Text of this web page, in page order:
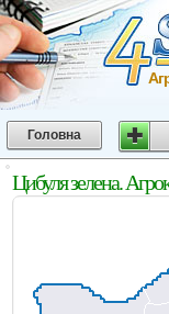
Головна
Цибуля зелена.